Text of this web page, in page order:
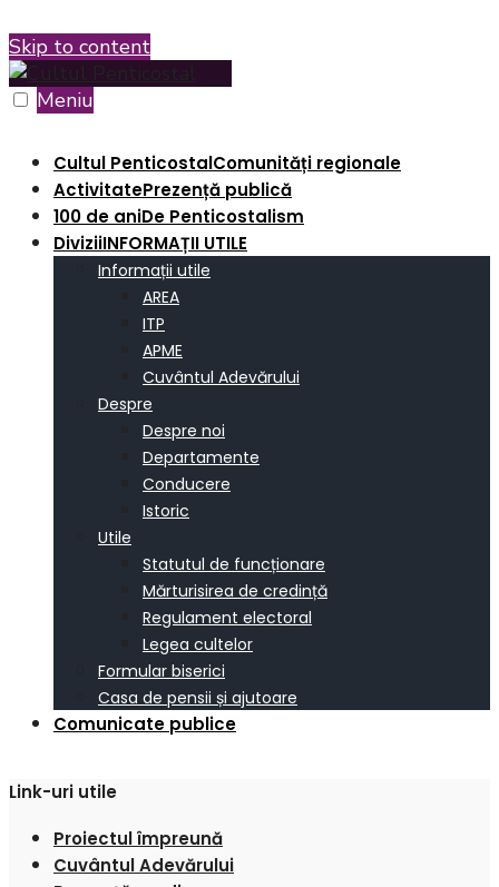
Skip to content
Meniu
Cultul PenticostalComunități regionale
ActivitatePrezență publică
100 de aniDe Penticostalism
DiviziiINFORMAȚII UTILE
Informații utile
AREA
ITP
APME
Cuvântul Adevărului
Despre
Despre noi
Departamente
Conducere
Istoric
Utile
Statutul de funcționare
Mărturisirea de credință
Regulament electoral
Legea cultelor
Formular biserici
Casa de pensii și ajutoare
Comunicate publice
Link-uri utile
Proiectul împreună
Cuvântul Adevărului